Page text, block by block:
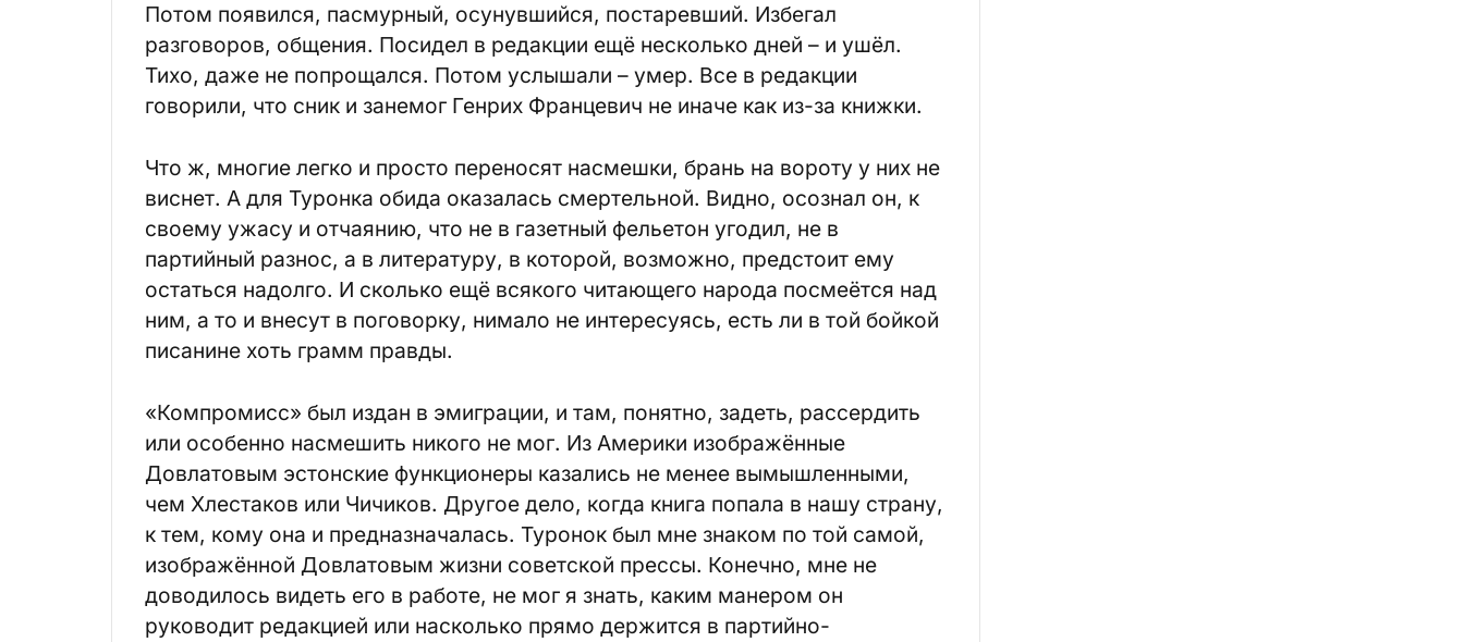
Потом появился, пасмурный, осунувшийся, постаревший. Избегал
разговоров, общения. Посидел в редакции ещё несколько дней – и ушёл.
Тихо, даже не попрощался. Потом услышали – умер. Все в редакции
говорили, что сник и занемог Генрих Францевич не иначе как из-за книжки.
Что ж, многие легко и просто переносят насмешки, брань на вороту у них не
виснет. А для Туронка обида оказалась смертельной. Видно, осознал он, к
своему ужасу и отчаянию, что не в газетный фельетон угодил, не в
партийный разнос, а в литературу, в которой, возможно, предстоит ему
остаться надолго. И сколько ещё всякого читающего народа посмеётся над
ним, а то и внесут в поговорку, нимало не интересуясь, есть ли в той бойкой
писанине хоть грамм правды.
«Компромисс» был издан в эмиграции, и там, понятно, задеть, рассердить
или особенно насмешить никого не мог. Из Америки изображённые
Довлатовым эстонские функционеры казались не менее вымышленными,
чем Хлестаков или Чичиков. Другое дело, когда книга попала в нашу страну,
к тем, кому она и предназначалась. Туронок был мне знаком по той самой,
изображённой Довлатовым жизни советской прессы. Конечно, мне не
доводилось видеть его в работе, не мог я знать, каким манером он
руководит редакцией или насколько прямо держится в партийно-